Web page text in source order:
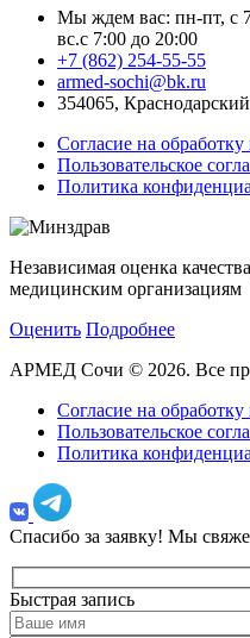
Мы ждем вас: пн-пт, с
вс.с 7:00 до 20:00
+7 (862) 254-55-55
armed-sochi@bk.ru
354065,
Согласие на
Пользовательское
Политика
Независимая оценка
медицинским организациям
Оценить Подробнее
АРМЕД Сочи © 2026. Все
Согласие на
Пользовательское
Политика
Спасибо за заявку! Мы
Быстрая запись